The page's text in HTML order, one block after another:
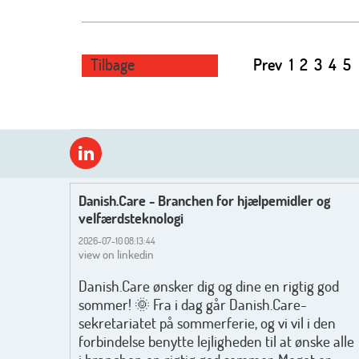
Tilbage Prev 1 2 3 4 5
Danish.Care - Branchen for hjælpemidler og
velfærdsteknologi
2026-07-10 08:13:44
view on linkedin
Danish.Care ønsker dig og dine en rigtig god
sommer! 🌞 Fra i dag går Danish.Care-
sekretariatet på sommerferie, og vi vil i den
forbindelse benytte lejligheden til at ønske alle